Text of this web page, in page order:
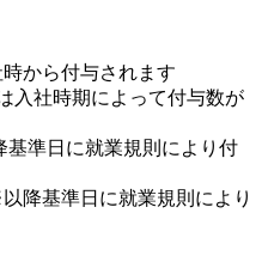
から付与されます
入社時期によって付与数が
基準日に就業規則により付
降基準日に就業規則により